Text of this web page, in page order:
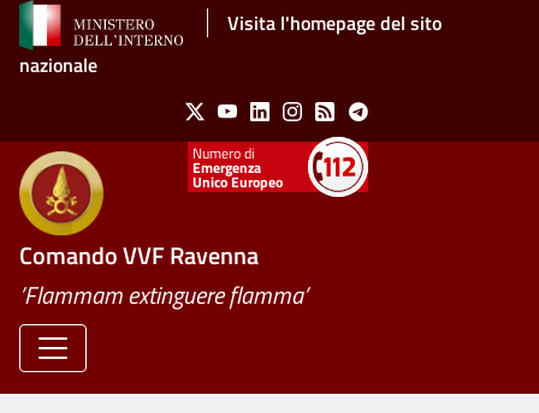
Salta al contenuto principaleVisita l'homepage del sito
nazionale
Social Menu
X YoutubeLinkedinInstagram
Feed Telegram
Emergenza
Unico Europeo
Comando VVF Ravenna
’Flammam extinguere flamma’